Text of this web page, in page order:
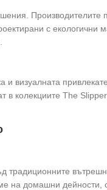
Производителите
с екологични
и визуалната
в колекциите The
традиционните
на домашни